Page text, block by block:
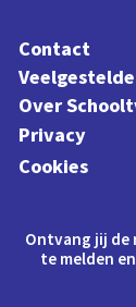
Contact
Over
Privacy
Cookies
Ontvang jij de
te melden